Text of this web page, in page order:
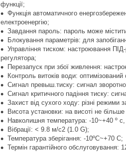
функції;
Функція автоматичного
електроенергію;
Завдання пароль: пароль може
Блокування параметрів: для
Управління тиском: настроювання
регулятора;
Перезапуск при збої живлення:
Контроль витоків води:
Сигнал превыш.тиску: сигнал
Сигнал критичного падіння тиску:
Захист від сухого ходу: різні режими
Висота установки: на висоті не
Навколишня температура: -10~+40 º
Вібрації: < 9.8 м/с2 (1.0 G);
Температура зберігання: -10ºC~+70 C;
Термін гарантійного обслуговування: